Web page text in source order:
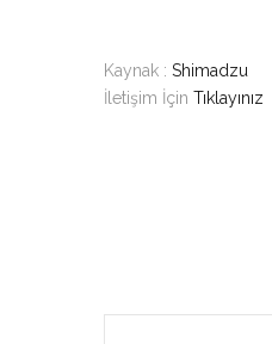
Kaynak : Shimadzu
İletişim İçin Tıklayınız